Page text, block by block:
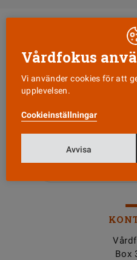
Box
Vårdfokus
Vi använder cookies för att
upplevelsen.
Cookieinställningar
Avvisa